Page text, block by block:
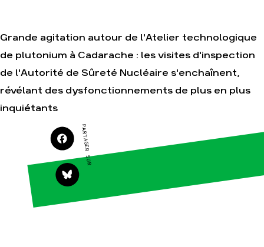
Agir
terrain
Agir au quotidien
Soutenir les
campagnes
Transmettre tout
ou partie de son
patrimoine
Télécharger
gratuitement les
Nos
Climat – Énergie
Finance
Grande agitation autour de l'Atelier technologique
de plutonium à Cadarache : les visites d'inspection
de l'Autorité de Sûreté Nucléaire s'enchaînent,
révélant des dysfonctionnements de plus en plus
inquiétants
PARTAGER SUR